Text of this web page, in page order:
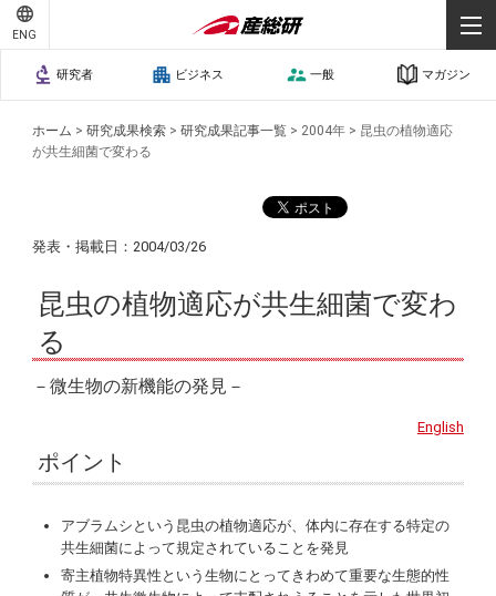
ENG
研究者 ビジネス 一般 マガジン
ホーム >研究成果検索 >研究成果記事一覧 > 2004年 > 昆虫の植物適応
が共生細菌で変わる
発表・掲載日：2004/03/26
昆虫の植物適応が共生細菌で変わ
る
－微生物の新機能の発見－
English
ポイント
アブラムシという昆虫の植物適応が、体内に存在する特定の
共生細菌によって規定されていることを発見
寄主植物特異性という生物にとってきわめて重要な生態的性